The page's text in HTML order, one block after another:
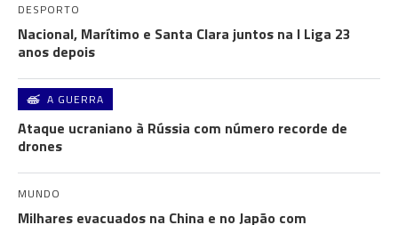
DESPORTO
Nacional, Marítimo e Santa Clara juntos na I Liga 23
anos depois
A GUERRA
Ataque ucraniano à Rússia com número recorde de
drones
MUNDO
Milhares evacuados na China e no Japão com